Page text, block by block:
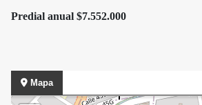
Predial anual $7.552.000
Mapa